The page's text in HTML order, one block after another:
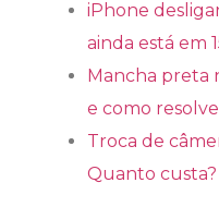
iPhone
ainda está em
Mancha preta
e como
Troca de
Quanto custa?